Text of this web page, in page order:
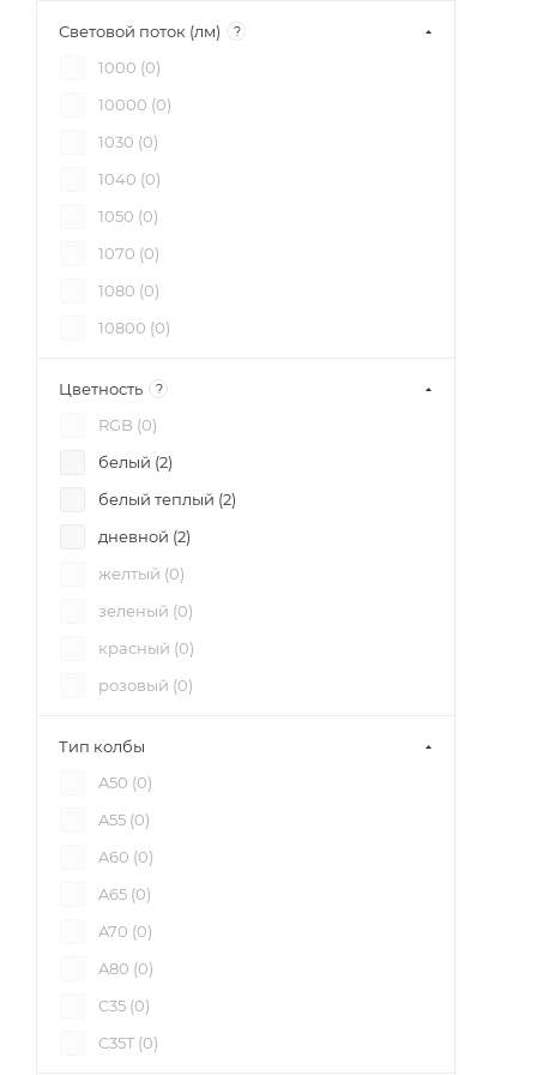
Световой поток (лм) ?
1000 (0)
10000 (0)
1030 (0)
1040 (0)
1050 (0)
1070 (0)
1080 (0)
10800 (0)
)
1100 (0
)
1120 (
1160 (
1170 (
1215 (
1220 (0
1230 (0
1240 (0
1260 (0
1270 (0
1275 (0 )
1280 ( 0
1300 (0 )
Цветность ?
RGB (0)
белый (2)
белый теплый (2)
дневной (2)
желтый (0)
зеленый (0)
красный (0)
розовый (0)
Тип колбы
A50 (0)
A55 (0)
A60 (0)
A65 (0)
A70 (0)
A80 (0)
C35 (0)
C35T (0)